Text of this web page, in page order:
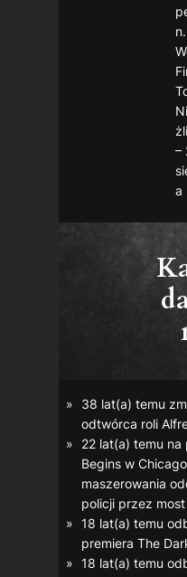
n.
–
a
38 lat(a) temu
odtwórca roli
22 lat(a) temu na
Begins w
maszerowania
policji przez most
18 lat(a) temu
premieraThe
18 lat(a) temu